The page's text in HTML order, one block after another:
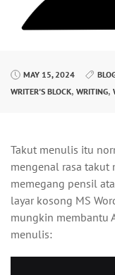
MAY 15, 2024
WRITER'S BLOCK, WRITING,
Takut menulis itu
mengenal rasa takut
memegang pensil
layar kosong MS
mungkin membantu
menulis: